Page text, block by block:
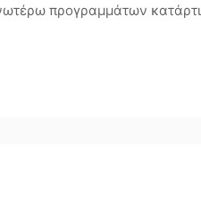
προγραμμάτων